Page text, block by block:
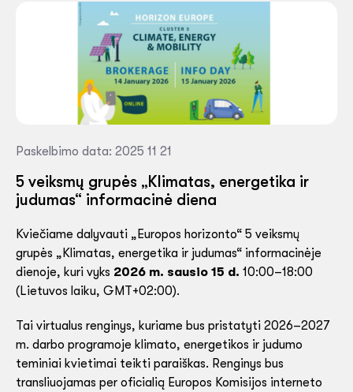
Paskelbimo data: 2025 11 21
5 veiksmų grupės „Klimatas, energetika ir
judumas“ informacinė diena
Kviečiame dalyvauti „Europos horizonto“ 5 veiksmų
grupės „Klimatas, energetika ir judumas“ informacinėje
dienoje, kuri vyks 2026 m. sausio 15 d. 10:00–18:00
(Lietuvos laiku, GMT+02:00).
Tai virtualus renginys, kuriame bus pristatyti 2026–2027
m. darbo programoje klimato, energetikos ir judumo
teminiai kvietimai teikti paraiškas. Renginys bus
transliuojamas per oficialią Europos Komisijos interneto